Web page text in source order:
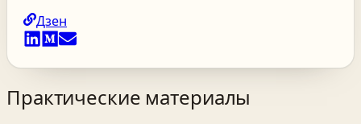
Дзен
Практические материалы